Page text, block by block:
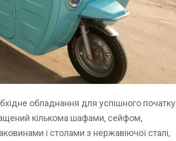
обладнання для успішного початку
кількома шафами, сейфом,
і столами з нержавіючої сталі,